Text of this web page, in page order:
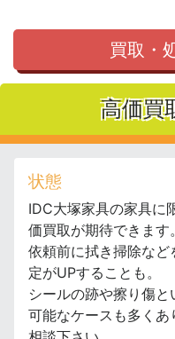
買取・
高価買
状態
IDC大塚家具の家具に
価買取が期待できま
依頼前に拭き掃除な
定がUPすることも。
シールの跡や擦り傷
可能なケースも多く